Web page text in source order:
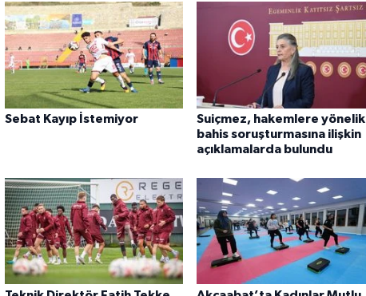
Sebat Kayıp İstemiyor
Suiçmez, hakemlere yönelik
bahis soruşturmasına ilişkin
açıklamalarda bulundu